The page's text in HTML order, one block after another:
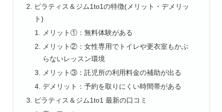
ピラティス＆ジム1to1の特徴(メリット・デメリッ
ト)
メリット①：無料体験がある
メリット②：女性専用でトイレや更衣室もかぶ
らないレッスン環境
メリット③：託児所の利用料金の補助が出る
デメリット：予約を取りにくい時間帯がある
ピラティス＆ジム1to1 最新の口コミ